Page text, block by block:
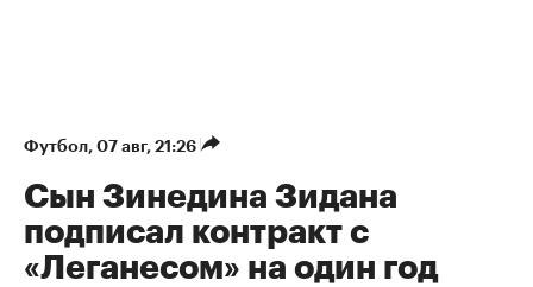
Футбол⁠, 07 авг, 21:26
Сын Зинедина Зидана
подписал контракт с
«Леганесом» на один год